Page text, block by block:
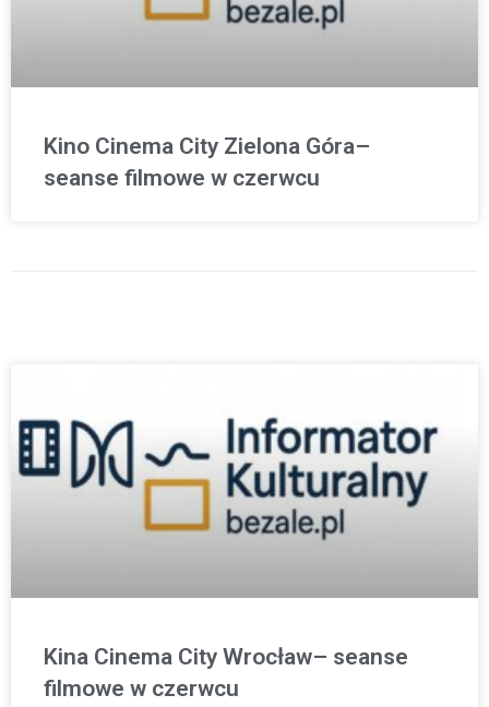
Kino Cinema City Zielona Góra–
seanse filmowe w czerwcu
Kina Cinema City Wrocław– seanse
filmowe w czerwcu